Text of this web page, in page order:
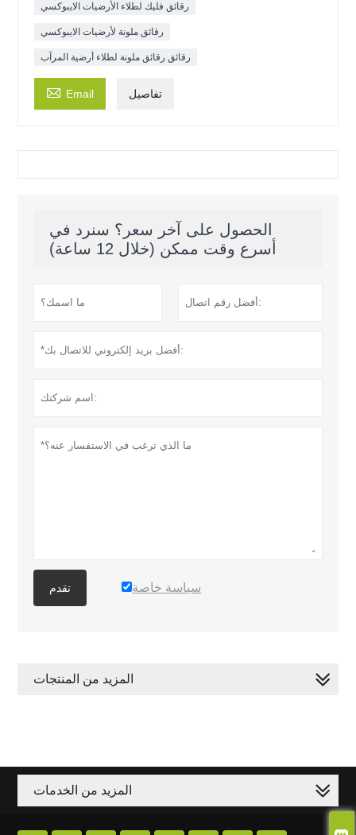
رقائق فليك لطلاء الأرضيات الايبوكسي
رقائق ملونة لأرضيات الايبوكسي
رقائق رقائق ملونة لطلاء أرضية المرآب
 Email تفاصيل
الحصول على آخر سعر؟ سنرد في
أسرع وقت ممكن (خلال 12 ساعة)
تقدم سياسة خاصة
المزيد من المنتجات
المزيد من الخدمات